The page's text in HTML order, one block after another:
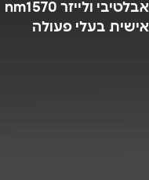
טכנולוגיית HyGrid משלבת באופן מושלם לייזר CO2 אבלטיבי ולייזר nm1570
בעלי פעולה